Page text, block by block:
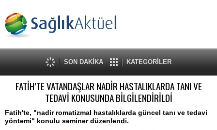
SON DAKİKA KATEGORİLER
FATİH’TE VATANDAŞLAR NADİR HASTALIKLARDA TANI VE
TEDAVİ KONUSUNDA BİLGİLENDİRİLDİ
Fatih'te, "nadir romatizmal hastalıklarda güncel tanı ve tedavi
yöntemi" konulu seminer düzenlendi.